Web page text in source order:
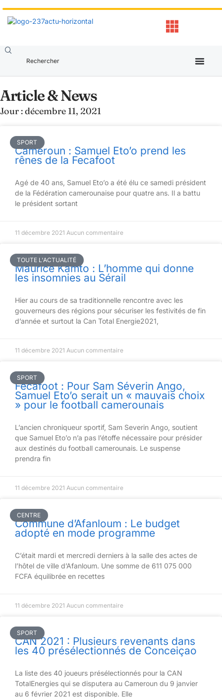
Article & News
Jour : décembre 11, 2021
SPORT
Cameroun : Samuel Eto’o prend les
rênes de la Fecafoot
Agé de 40 ans, Samuel Eto’o a été élu ce samedi président
de la Fédération camerounaise pour quatre ans. Il a battu
le président sortant
11 décembre 2021 Aucun commentaire
TOUTE L'ACTUALITÉ
Maurice Kamto : L’homme qui donne
les insomnies au Sérail
Hier au cours de sa traditionnelle rencontre avec les
gouverneurs des régions pour sécuriser les festivités de fin
d’année et surtout la Can Total Energie2021,
11 décembre 2021 Aucun commentaire
SPORT
Fecafoot : Pour Sam Séverin Ango,
Samuel Eto’o serait un « mauvais choix
» pour le football camerounais
L’ancien chroniqueur sportif, Sam Severin Ango, soutient
que Samuel Eto’o n’a pas l’étoffe nécessaire pour présider
aux destinés du football camerounais. Le suspense
prendra fin
11 décembre 2021 Aucun commentaire
CENTRE
Commune d’Afanloum : Le budget
adopté en mode programme
C’était mardi et mercredi derniers à la salle des actes de
l’hôtel de ville d’Afanloum. Une somme de 611 075 000
FCFA équilibrée en recettes
11 décembre 2021 Aucun commentaire
SPORT
CAN 2021 : Plusieurs revenants dans
les 40 présélectionnés de Conceiçao
La liste des 40 joueurs présélectionnés pour la CAN
TotalEnergies qui se disputera au Cameroun du 9 janvier
au 6 février 2021 est disponible. Elle